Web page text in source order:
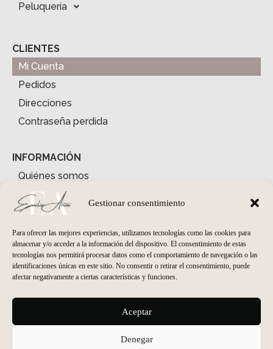
Gestionar consentimiento
Para ofrecer las mejores experiencias, utilizamos tecnologías como las cookies para
almacenar y/o acceder a la información del dispositivo. El consentimiento de estas
tecnologías nos permitirá procesar datos como el comportamiento de navegación o las
identificaciones únicas en este sitio. No consentir o retirar el consentimiento, puede
afectar negativamente a ciertas características y funciones.
Aceptar
Denegar
Peluquería
CLIENTES
Mi Cuenta
Pedidos
Direcciones
Contraseña perdida
INFORMACIÓN
Quiénes somos
Condiciones Generales
Envíos y Devoluciones
Política de Privacidad
Política de Cookies
HORARIO PELUQUERÍA
Lunes
cerrado
Sábados
09:30 a 14:00